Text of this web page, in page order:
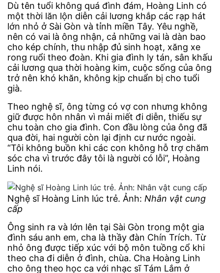
Dù tên tuổi không quá đình đám, Hoàng Linh có
một thời lăn lộn diễn cải lương khắp các rạp hát
lớn nhỏ ở Sài Gòn và tỉnh miền Tây. Yêu nghề,
nên có vai là ông nhận, cả những vai là dàn bao
cho kép chính, thu nhập đủ sinh hoạt, xăng xe
rong ruổi theo đoàn. Khi gia đình ly tán, sân khấu
cải lương qua thời hoàng kim, cuộc sống của ông
trở nên khó khăn, không kịp chuẩn bị cho tuổi
già.
Theo nghệ sĩ, ông từng có vợ con nhưng không
giữ được hôn nhân vì mải miết đi diễn, thiếu sự
chu toàn cho gia đình. Con đầu lòng của ông đã
qua đời, hai người còn lại định cư nước ngoài.
“Tôi không buồn khi các con không hỗ trợ chăm
sóc cha vì trước đây tôi là người có lỗi”, Hoàng
Linh nói.
Nghệ sĩ Hoàng Linh lúc trẻ. Ảnh: Nhân vật cung
cấp
Ông sinh ra và lớn lên tại Sài Gòn trong một gia
đình sáu anh em, cha là thầy đàn Chín Trích. Từ
nhỏ ông được tiếp xúc với bộ môn tuồng cổ khi
theo cha đi diễn ở đình, chùa. Cha Hoàng Linh
cho ông theo học ca với nhạc sĩ Tám Lắm ở